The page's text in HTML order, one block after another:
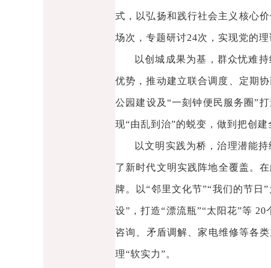
式，以弘扬和践行社会主义核心
场次，专题研讨24次，实现党的
以创城成果为基，群众忧难
优势，推动建立联合调度、定期
公园建设及“一刻钟便民服务圈”
现“由乱到治”的蜕变，做到把创
以文明实践为桥，治理潜能
了新时代文明实践阵地全覆盖。
牌。以“邻里文化节”“我们的节日
设”，打造“漂流瓶”“太阳花”等
咨询、矛盾调解、家电维修等各
理“软实力”。